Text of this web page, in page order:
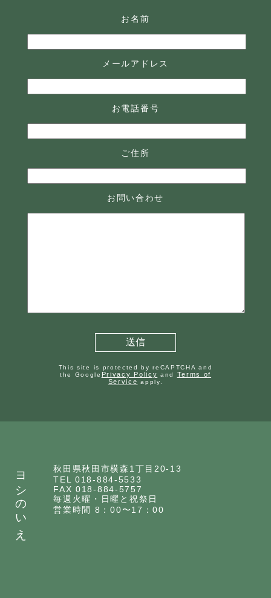
お名前
メールアドレス
お電話番号
ご住所
お問い合わせ
This site is protected by reCAPTCHA and
the Google Privacy Policy and Terms of
Service apply.
ヨシのいえ
秋田県秋田市横森1丁目20-13
TEL 018-884-5533
FAX 018-884-5757
毎週火曜・日曜と祝祭日
営業時間 8：00〜17：00